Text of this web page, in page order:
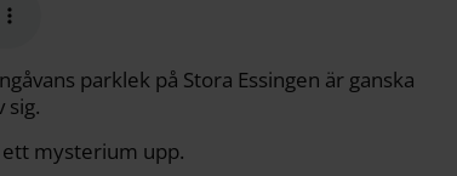
parklek på Stora Essingen är ganska
sig.
ett mysterium upp.